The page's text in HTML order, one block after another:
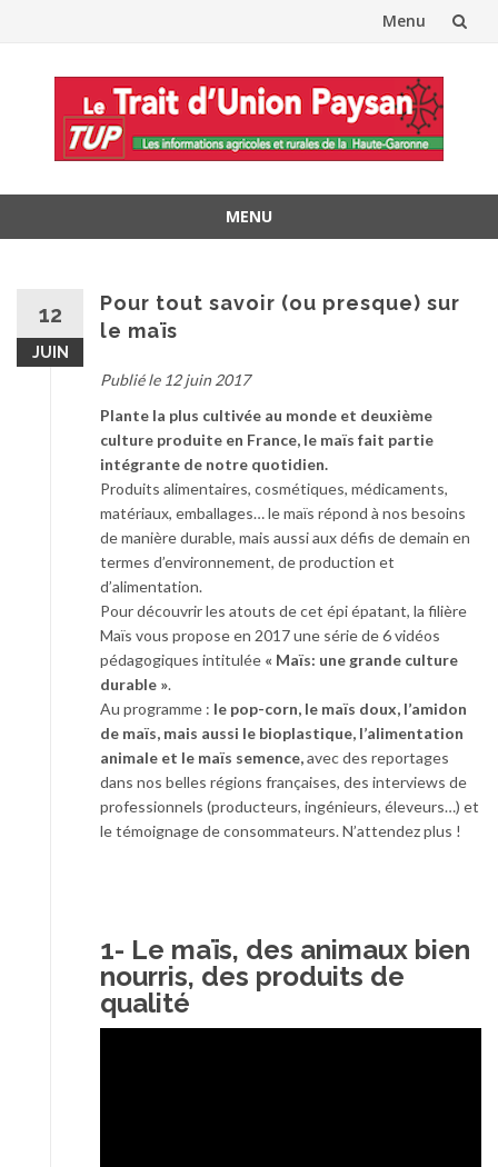
Menu
contenu
MENU
12
JUIN
Pour tout savoir (ou presque) sur
le maïs
Publié le 12 juin 2017
Plante la plus cultivée au monde et deuxième
culture produite en France, le maïs fait partie
intégrante de notre quotidien.
Produits alimentaires, cosmétiques, médicaments,
matériaux, emballages… le maïs répond à nos besoins
de manière durable, mais aussi aux défis de demain en
termes d’environnement, de production et
d’alimentation.
Pour découvrir les atouts de cet épi épatant, la filière
Maïs vous propose en 2017 une série de 6 vidéos
pédagogiques intitulée « Maïs: une grande culture
durable ».
Au programme : le pop-corn, le maïs doux, l’amidon
de maïs, mais aussi le bioplastique, l’alimentation
animale et le maïs semence,avec des reportages
dans nos belles régions françaises, des interviews de
professionnels (producteurs, ingénieurs, éleveurs…) et
le témoignage de consommateurs. N’attendez plus !
1- Le maïs, des animaux bien
nourris, des produits de
qualité